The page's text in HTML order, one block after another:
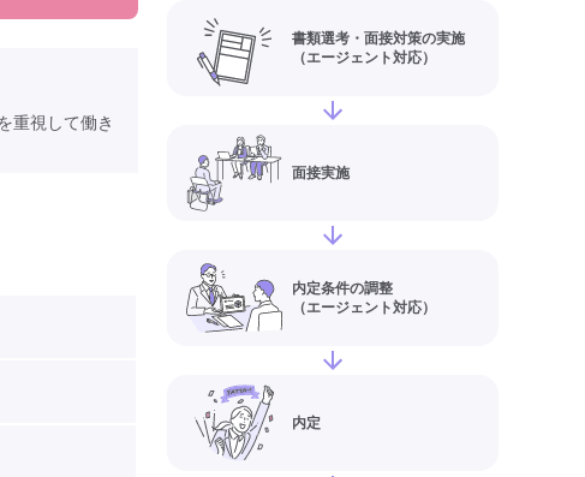
重視して働き
書類選考・面接対策の実施
（エージェント対応）
面接実施
内定条件の調整
（エージェント対応）
内定